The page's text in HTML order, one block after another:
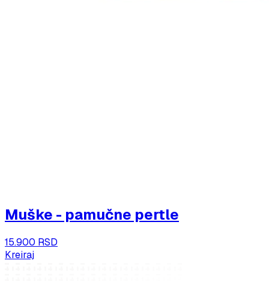
Muške - pamučne pertle
15.900 RSD
Kreiraj